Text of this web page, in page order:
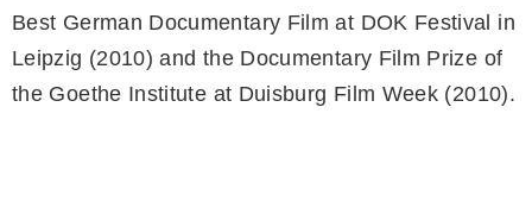
Best German Documentary Film at DOK Festival in
Leipzig (2010) and the Documentary Film Prize of
the Goethe Institute at Duisburg Film Week (2010).